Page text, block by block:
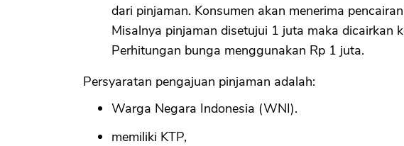
dari pinjaman. Konsumen akan menerima
Misalnya pinjaman disetujui 1 juta maka dicairkan
Perhitungan bunga menggunakan Rp 1 juta.
Persyaratan pengajuan pinjaman adalah:
Warga Negara Indonesia (WNI).
memiliki KTP,